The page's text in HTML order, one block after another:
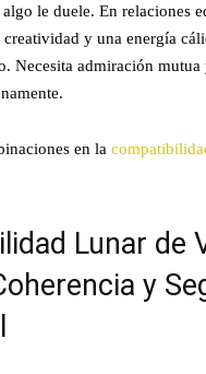
le duele. En relaciones
creatividad y una energía
Necesita admiración mutua
en la
Lunar de
y